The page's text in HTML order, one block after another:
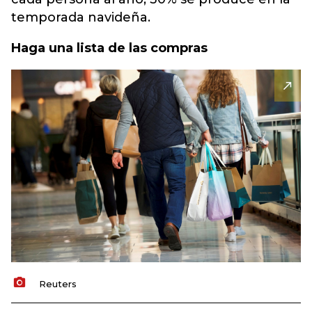
temporada navideña.
Haga una lista de las compras
Reuters